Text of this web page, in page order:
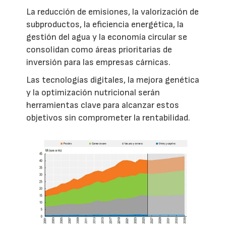
La reducción de emisiones, la valorización de
subproductos, la eficiencia energética, la
gestión del agua y la economía circular se
consolidan como áreas prioritarias de
inversión para las empresas cárnicas.
Las tecnologías digitales, la mejora genética
y la optimización nutricional serán
herramientas clave para alcanzar estos
objetivos sin comprometer la rentabilidad.